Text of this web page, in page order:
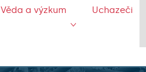
Věda a výzkum Uchazeči